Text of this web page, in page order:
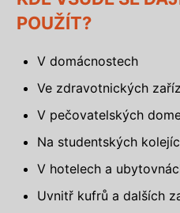
POUŽÍT?
V domácnostech
Ve zdravotnických
V pečovatelských
Na studentských
V hotelech a
Uvnitř kufrů a dalších